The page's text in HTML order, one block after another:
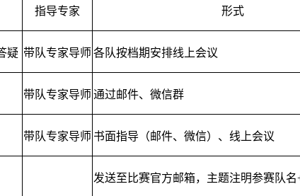
指导专家 形式
疑 带队专家导师 各队按档期安排线上会议
带队专家导师 通过邮件、微信群
带队专家导师 书面指导（邮件、微信）、线上会议
发送至比赛官方邮箱，主题注明参赛队